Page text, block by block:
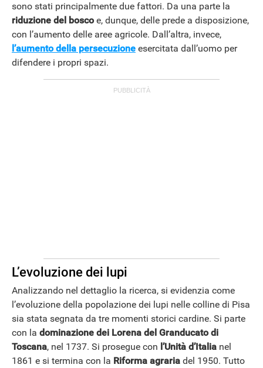
ANDROID
sono stati principalmente due fattori. Da una parte la
riduzione del boscoe, dunque, delle prede a disposizione,
con l’aumento delle aree agricole. Dall’altra, invece,
l’aumento della persecuzione esercitata dall’uomo per
difendere i propri spazi.
L’evoluzione dei lupi
Analizzando nel dettaglio la ricerca, si evidenzia come
l’evoluzione della popolazione dei lupi nelle colline di Pisa
sia stata segnata da tre momenti storici cardine. Si parte
con la dominazione dei Lorena del Granducato di
Toscana, nel 1737. Si prosegue con l’Unità d’Italia nel
1861 e si termina con la Riforma agraria del 1950. Tutto